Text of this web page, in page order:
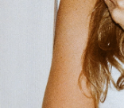
* Maisto papildas.
pasitarkite su
vaikams,
papildas nėra